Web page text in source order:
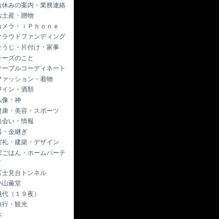
休みの案内・業務連絡
土産・贈物
メラ・ｉＰｈｏｎｅ
ラウドファンディング
うじ・片付け・家事
ーズのこと
ーブルコーディネート
ァッション・着物
イン・酒類
像・神
康・美容・スポーツ
会い・情報
・金継ぎ
礼・建築・デザイン
ごはん・ホームパーテ
士見台トンネル
山薫堂
代（１９夜）
行・観光